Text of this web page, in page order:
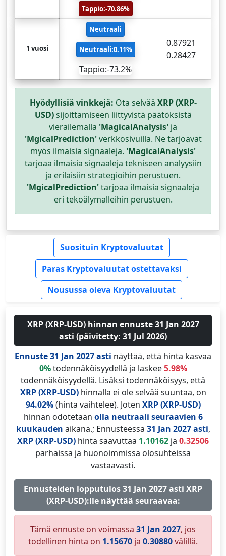
Tappio:-70.86%
1 vuosi
Neutraali
Neutraali:0.11%
Tappio:-73.2%
0.87921
0.28427
Hyödyllisiä vinkkejä: Ota selvää XRP (XRP-
USD)sijoittamiseen liittyvistä päätöksistä
vierailemalla 'MagicalAnalysis' ja
'MgicalPrediction'verkkosivuilla. Ne tarjoavat
myös ilmaisia signaaleja. 'MagicalAnalysis'
tarjoaa ilmaisia signaaleja tekniseen analyysiin
ja erilaisiin strategioihin perustuen.
'MgicalPrediction'tarjoaa ilmaisia signaaleja
eri tekoälymalleihin perustuen.
Suosituin Kryptovaluutat
Paras Kryptovaluutat ostettavaksi
Nousussa oleva Kryptovaluutat
XRP (XRP-USD) hinnan ennuste 31 Jan 2027
asti (päivitetty: 31 Jul 2026)
Ennuste 31 Jan 2027 asti näyttää, että hinta kasvaa
0%todennäköisyydellä ja laskee5.98%
todennäköisyydellä. Lisäksi todennäköisyys, että
XRP (XRP-USD)hinnalla ei ole selvää suuntaa, on
94.02%(hinta vaihtelee). Joten XRP (XRP-USD)
hinnan odotetaan olla neutraali seuraavien 6
kuukauden aikana.; Ennusteessa 31 Jan 2027 asti,
XRP (XRP-USD) hinta saavuttaa 1.10162 ja 0.32506
parhaissa ja huonoimmissa olosuhteissa
vastaavasti.
Ennusteiden lopputulos 31 Jan 2027 asti XRP
(XRP-USD):lle näyttää seuraavaa:
Tämä ennuste on voimassa 31 Jan 2027, jos
todellinen hinta on 1.15670 ja 0.30880välillä.